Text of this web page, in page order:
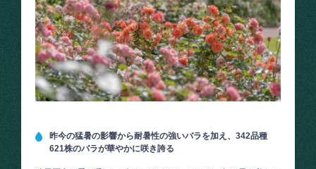
昨今の猛暑の影響から耐暑性の強いバラを加え、342品種
621株のバラが華やかに咲き誇る